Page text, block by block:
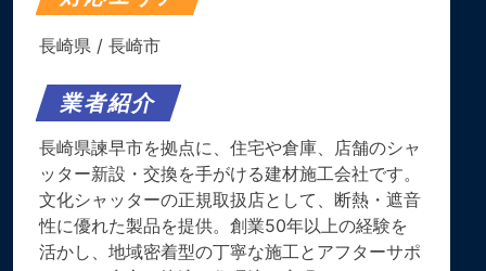
長崎県 / 長崎市
業者紹介
長崎県諫早市を拠点に、住宅や倉庫、店舗のシャ
ッター新設・交換を手がける建材施工会社です。
文化シャッターの正規取扱店として、断熱・遮音
性に優れた製品を提供。創業50年以上の経験を
活かし、地域密着型の丁寧な施工とアフターサポ